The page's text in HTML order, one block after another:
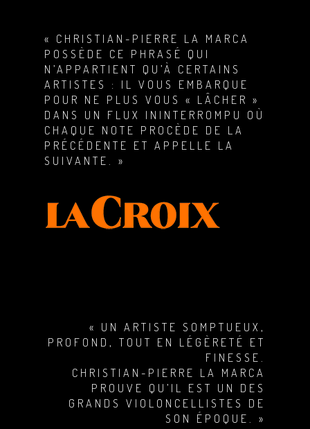
« CHRISTIAN-PIERRE LA MARCA
POSSÈDE CE PHRASÉ QUI
N’APPARTIENT QU’À CERTAINS
ARTISTES : IL VOUS EMBARQUE
POUR NE PLUS VOUS « LÂCHER »
DANS UN FLUX ININTERROMPU OÙ
CHAQUE NOTE PROCÈDE DE LA
PRÉCÉDENTE ET APPELLE LA
SUIVANTE. »
« UN ARTISTE SOMPTUEUX,
PROFOND, TOUT EN LÉGÈRETÉ ET
FINESSE.
CHRISTIAN-PIERRE LA MARCA
PROUVE QU’IL EST UN DES
GRANDS VIOLONCELLISTES DE
SON ÉPOQUE. »